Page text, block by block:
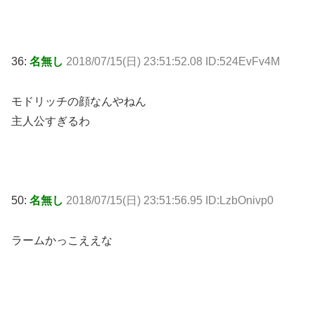
36: 名無し 2018/07/15(日) 23:51:52.08 ID:524EvFv4M
モドリッチの顔なんやねん
主人公すぎるわ
50: 名無し 2018/07/15(日) 23:51:56.95 ID:LzbOnivp0
ラームかっこええな